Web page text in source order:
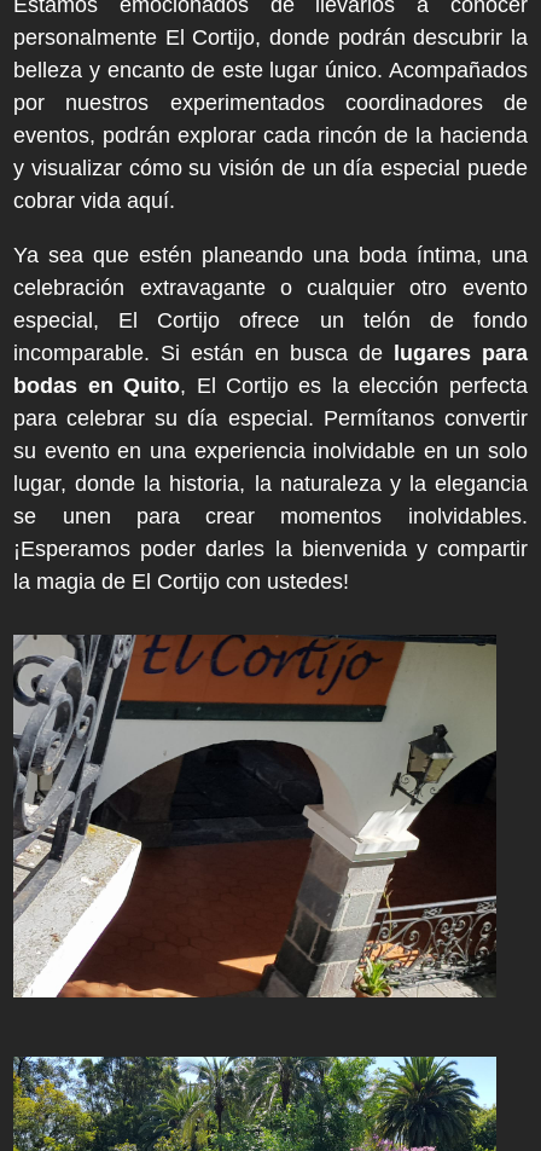
Estamos emocionados de llevarlos a conocer
personalmente El Cortijo, donde podrán descubrir la
belleza y encanto de este lugar único. Acompañados
por nuestros experimentados coordinadores de
eventos, podrán explorar cada rincón de la hacienda
y visualizar cómo su visión de un día especial puede
cobrar vida aquí.
Ya sea que estén planeando una boda íntima, una
celebración extravagante o cualquier otro evento
especial, El Cortijo ofrece un telón de fondo
incomparable. Si están en busca de
lugares para
bodas en Quito, El Cortijo es la elección perfecta
para celebrar su día especial. Permítanos convertir
su evento en una experiencia inolvidable en un solo
lugar, donde la historia, la naturaleza y la elegancia
se unen para crear momentos inolvidables.
¡Esperamos poder darles la bienvenida y compartir
la magia de El Cortijo con ustedes!